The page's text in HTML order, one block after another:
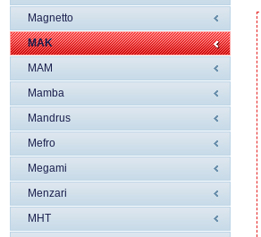
Magnetto
MAK
MAM
Mamba
Mandrus
Mefro
Megami
Menzari
MHT